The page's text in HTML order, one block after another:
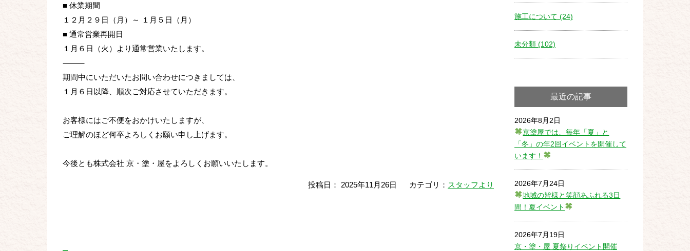
■ 休業期間
１２月２９日（月）～ １月５日（月）
■ 通常営業再開日
１月６日（火）より通常営業いたします。
⸻
期間中にいただいたお問い合わせにつきましては、
１月６日以降、順次ご対応させていただきます。
お客様にはご不便をおかけいたしますが、
ご理解のほど何卒よろしくお願い申し上げます。
今後とも株式会社 京・塗・屋をよろしくお願いいたします。
投稿日： 2025年11月26日 カテゴリ： スタッフより
施工について (24)
未分類 (102)
最近の記事
2026年8月2日
京塗屋では、毎年「夏」と
「冬」の年2回イベントを開催して
います！
2026年7月24日
地域の皆様と笑顔あふれる3日
間！夏イベント
2026年7月19日
京・塗・屋 夏祭りイベント開催